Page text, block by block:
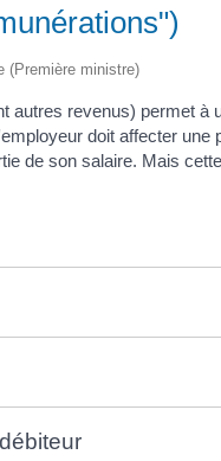
(Première ministre)
revenus) permet à
doit affecter une
de son salaire. Mais